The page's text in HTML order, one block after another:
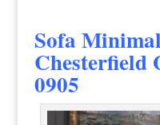
Sofa
Chesterfield
0905